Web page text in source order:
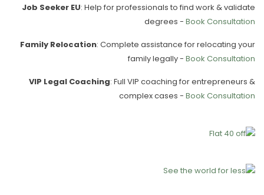
Job Seeker EU: Help for professionals to find work & validate
degrees - Book Consultation
Family Relocation: Complete assistance for relocating your
family legally - Book Consultation
VIP Legal Coaching: Full VIP coaching for entrepreneurs &
complex cases - Book Consultation